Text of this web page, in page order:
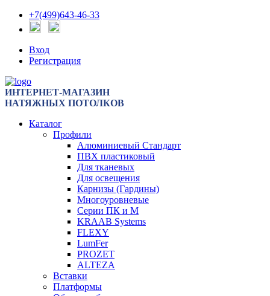
+7(499)643-46-33
Вход
Регистрация
ИНТЕРНЕТ-МАГАЗИН
НАТЯЖНЫХ ПОТОЛКОВ
Каталог
Профили
Алюминиевый Стандарт
ПВХ пластиковый
Для тканевых
Для освещения
Карнизы (Гардины)
Многоуровневые
Серии ПК и М
KRAAB Systems
FLEXY
LumFer
PROZET
ALTEZA
Вставки
Платформы